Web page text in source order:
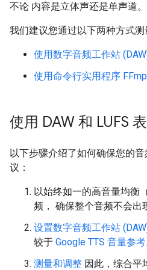
不论 内容是立体声还是单声道。
我们建议您通过以下两种方式测
使用数字音频工作站
使用命令行实用程序
使用 DAW 和 LUFS 表
以下步骤介绍了如何确保您的
议：
以始终如一的高音量均衡
频， 确保整个音频不会出
设置数字音频工作站
较于 Google TTS 音量参考
测量和调整 因此，综合平